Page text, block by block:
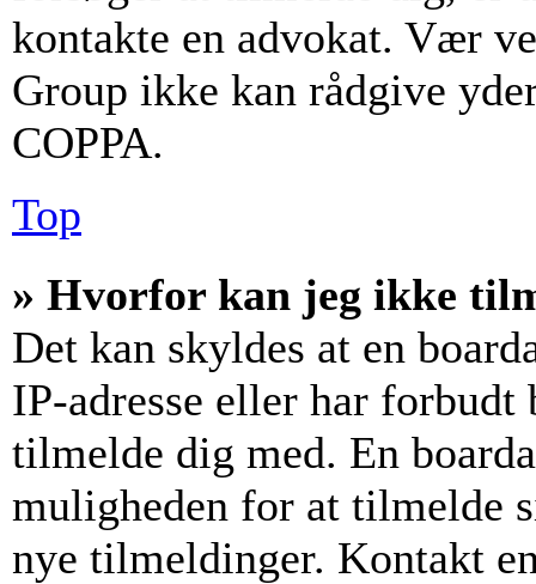
kontakte en advokat. Vær
Group ikke kan rådgive
COPPA.
Top
» Hvorfor kan jeg ikke
Det kan skyldes at en
IP-adresse eller har
tilmelde dig med. En
muligheden for at tilmelde
nye tilmeldinger. Kontakt